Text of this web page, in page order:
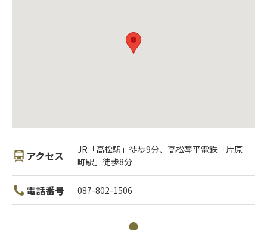
アクセス
JR「高松駅」徒歩9分、高松琴平電鉄「片原
町駅」徒歩8分
電話番号 087-802-1506